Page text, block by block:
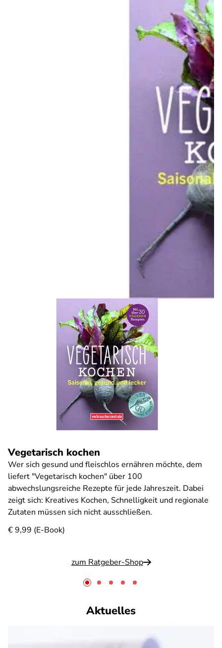
Vegetarisch kochen
Wer sich gesund und fleischlos ernähren möchte, dem
liefert "Vegetarisch kochen" über 100
abwechslungsreiche Rezepte für jede Jahreszeit. Dabei
zeigt sich: Kreatives Kochen, Schnelligkeit und regionale
Zutaten müssen sich nicht ausschließen.
€ 9,99 (E-Book)
zum Ratgeber-Shop
Aktuelles